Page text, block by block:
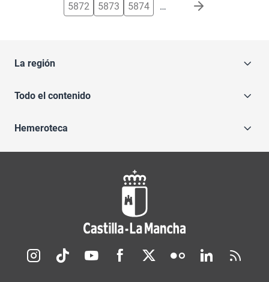
5872
5873 5874 …
La región
Todo el contenido
Hemeroteca
Redes sociales JCCM